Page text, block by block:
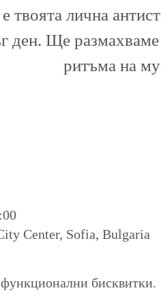
твоята лична
ден. Ще
ритъма на
Center, Sofia, Bulgaria
бисквитки.